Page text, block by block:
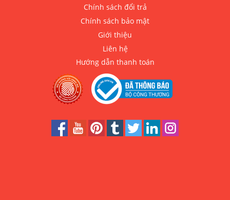
Chính sách đổi trả
Chính sách bảo mật
Giới thiệu
Liên hệ
Hướng dẫn thanh toán